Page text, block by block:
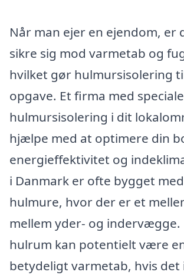
Når man ejer en ejendom, er
sikre sig mod varmetab og
hvilket gør hulmursisolering
opgave. Et firma med
hulmursisolering i dit
hjælpe med at optimere din
energieffektivitet og
i Danmark er ofte bygget
hulmure, hvor der er et
mellem yder- og indervægge.
hulrum kan potentielt være
betydeligt varmetab, hvis det